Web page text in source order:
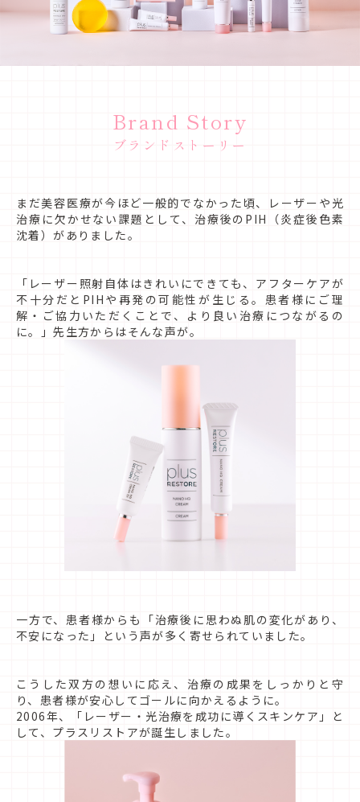
Brand Story
ブランドストーリー
まだ美容医療が今ほど一般的でなかった頃、レーザーや光
治療に欠かせない課題として、治療後のPIH（炎症後色素
沈着）がありました。
「レーザー照射自体はきれいにできても、アフターケアが
不十分だとPIHや再発の可能性が生じる。患者様にご理
解・ご協力いただくことで、より良い治療につながるの
に。」先生方からはそんな声が。
一方で、患者様からも「治療後に思わぬ肌の変化があり、
不安になった」という声が多く寄せられていました。
こうした双方の想いに応え、治療の成果をしっかりと守
り、患者様が安心してゴールに向かえるように。
2006年、「レーザー・光治療を成功に導くスキンケア」と
して、プラスリストアが誕生しました。